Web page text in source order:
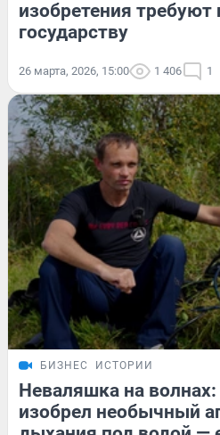
изобретения требуют
государству
26 марта, 2026, 15:00 1 406 1
БИЗНЕС ИСТОРИИ
Неваляшка на
изобрел необычный